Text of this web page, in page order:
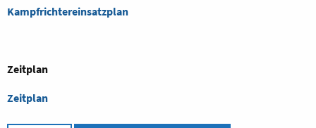
Kampfrichtereinsatzplan
Zeitplan
Zeitplan